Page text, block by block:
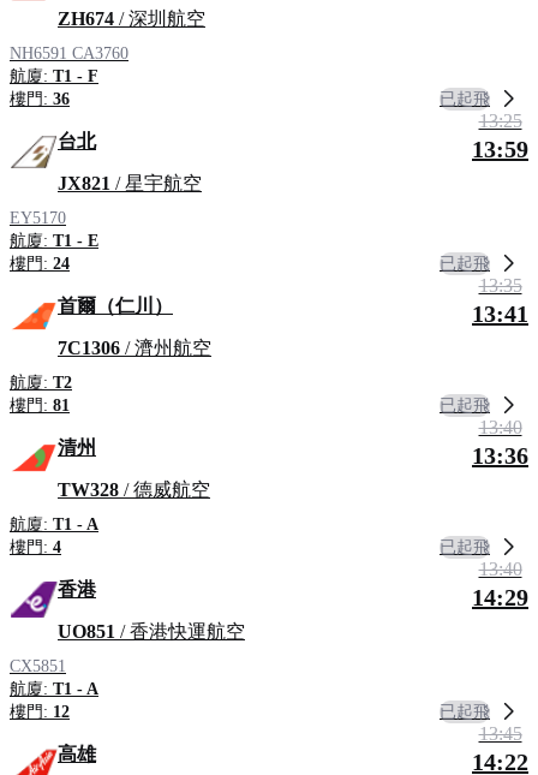
ZH674 / 深圳航空
NH6591 CA3760
航廈: T1 - F
樓門: 36 已起飛
台北
JX821 / 星宇航空
EY5170
航廈: T1 - E
樓門: 24
13:25
13:59
已起飛
首爾（仁川）
7C1306 / 濟州航空
航廈: T2
樓門: 81
13:35
13:41
已起飛
清州
TW328 / 德威航空
航廈: T1 - A
樓門: 4
13:40
13:36
已起飛
香港
UO851 / 香港快運航空
CX5851
航廈: T1 - A
樓門: 12
13:40
14:29
已起飛
高雄
13:45
14:22